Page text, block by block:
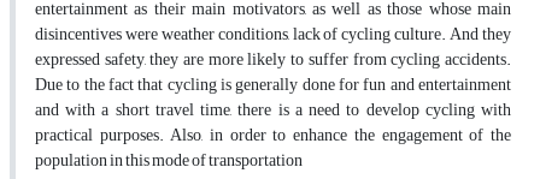
entertainment as their main motivators, as well as those whose main
disincentives were weather conditions, lack of cycling culture. And they
expressed safety, they are more likely to suffer from cycling accidents.
Due to the fact that cycling is generally done for fun and entertainment
and with a short travel time, there is a need to develop cycling with
practical purposes. Also, in order to enhance the engagement of the
population in this mode of transportation